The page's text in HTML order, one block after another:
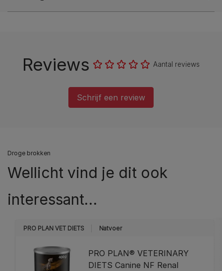
Reviews Aantal reviews
Schrijf een review
Droge brokken
Wellicht vind je dit ook
interessant…
PRO PLAN VET DIETS Natvoer
PRO PLAN® VETERINARY
DIETS Canine NF Renal